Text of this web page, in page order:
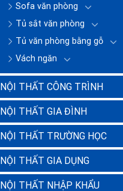
Sofa văn phòng
Tủ sắt văn phòng
Tủ văn phòng bằng gỗ
Vách ngăn
NỘI THẤT CÔNG TRÌNH
NỘI THẤT GIA ĐÌNH
NỘI THẤT TRƯỜNG HỌC
NỘI THẤT GIA DỤNG
NỘI THẤT NHẬP KHẨU